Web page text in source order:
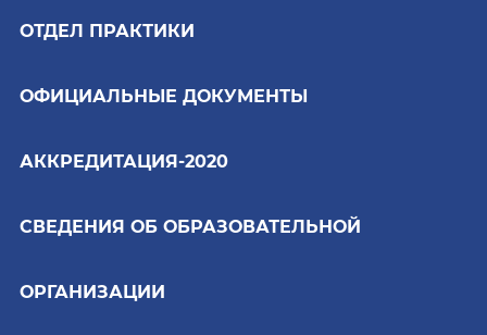
ОТДЕЛ ПРАКТИКИ
ОФИЦИАЛЬНЫЕ ДОКУМЕНТЫ
АККРЕДИТАЦИЯ-2020
СВЕДЕНИЯ ОБ ОБРАЗОВАТЕЛЬНОЙ
ОРГАНИЗАЦИИ